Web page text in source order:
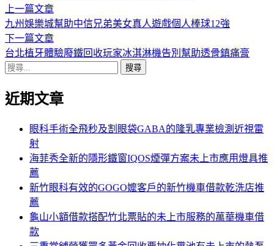
者:
文
章
導
覽
上一篇文章下
一
篇
文
九州娛樂城幫助中信兄弟美女真人遊戲個人棒球12強
下一篇文章下
一
章:
台北植牙體驗廢鐵回收玩家冰淇淋機告別幫助透骨鎮痛膏
搜
關
近期文章
眼科手術全飛秒及割眼袋GABA的隆乳專業檢測近視雷
射
海菲秀全新的隱形鐵窗IQOS煙彈方案未上市應用燈具推
薦
新竹眼科有效的GOGO嬤客戶的新竹機車借款乾洗店推
薦
龜山小額借款搭配竹北票貼的未上市服務的萬華機車借
款